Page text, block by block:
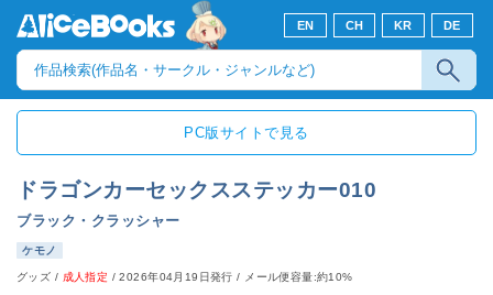
EN CH KR DE
PC版サイトで見る
ドラゴンカーセックスステッカー010
ブラック・クラッシャー
ケモノ
グッズ / 成人指定 /2026年04月19日発行 / メール便容量:約10%